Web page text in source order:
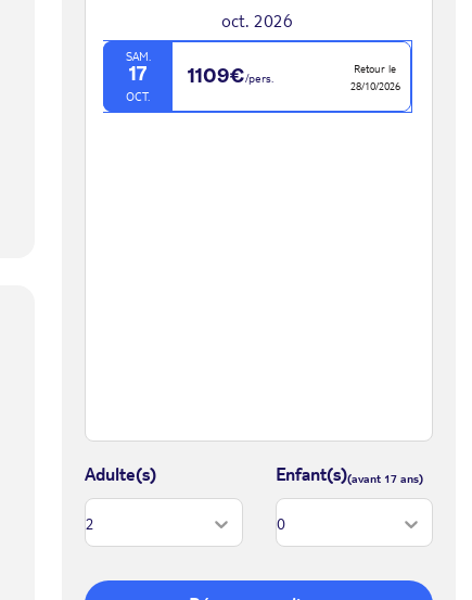
oct. 2026
SAM.
17
OCT.
1109€/pers.
Retour le
28/10/2026
Adulte(s) Enfant(s)